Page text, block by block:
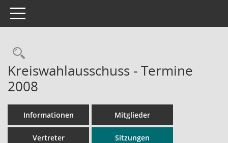
Toggle navigation
Rechercheauswahl
Kreiswahlausschuss - Termine
2008
Informationen Mitglieder
Vertreter Sitzungen